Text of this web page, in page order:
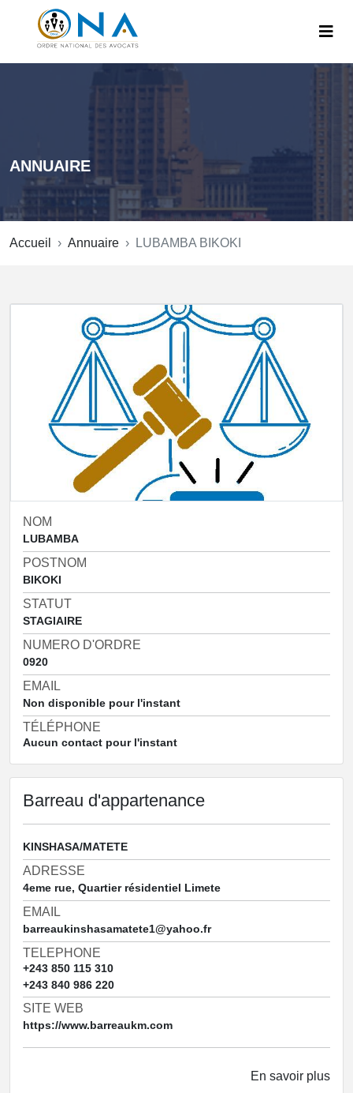
ANNUAIRE
Accueil Annuaire LUBAMBA BIKOKI
NOM
LUBAMBA
POSTNOM
BIKOKI
STATUT
STAGIAIRE
NUMERO D'ORDRE
0920
EMAIL
Non disponible pour l'instant
TÉLÉPHONE
Aucun contact pour l'instant
Barreau d'appartenance
KINSHASA/MATETE
ADRESSE
4eme rue, Quartier résidentiel Limete
EMAIL
barreaukinshasamatete1@yahoo.fr
TELEPHONE
+243 850 115 310
+243 840 986 220
SITE WEB
https://www.barreaukm.com
En savoir plus